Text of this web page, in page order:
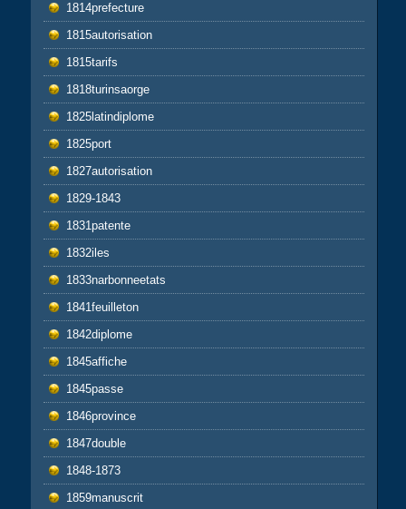
1814prefecture
1815autorisation
1815tarifs
1818turinsaorge
1825latindiplome
1825port
1827autorisation
1829-1843
1831patente
1832iles
1833narbonneetats
1841feuilleton
1842diplome
1845affiche
1845passe
1846province
1847double
1848-1873
1859manuscrit